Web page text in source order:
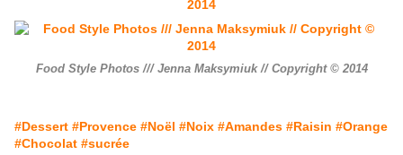
Food Style Photos /// Jenna Maksymiuk // Copyright © 2014
#Dessert #Provence #Noël #Noix #Amandes #Raisin #Orange
#Chocolat #sucrée